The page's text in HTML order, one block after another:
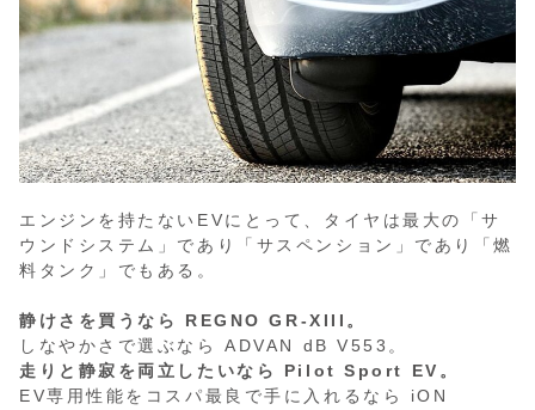
エンジンを持たないEVにとって、タイヤは最大の「サ
ウンドシステム」であり「サスペンション」であり「燃
料タンク」でもある。
静けさを買うなら REGNO GR-XIII。
しなやかさで選ぶなら ADVAN dB V553。
走りと静寂を両立したいなら Pilot Sport EV。
EV専用性能をコスパ最良で手に入れるなら iON